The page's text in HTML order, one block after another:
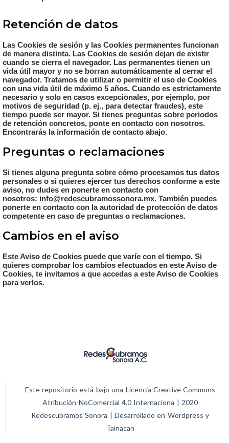
Retención de datos
Las Cookies de sesión y las Cookies permanentes funcionan
de manera distinta. Las Cookies de sesión dejan de existir
cuando se cierra el navegador. Las permanentes tienen un
vida útil mayor y no se borran automáticamente al cerrar el
navegador. Tratamos de utilizar o permitir el uso de Cookies
con una vida útil de máximo 5 años. Cuando es estrictamente
necesario y solo en casos excepcionales, por ejemplo, por
motivos de seguridad (p. ej., para detectar fraudes), este
tiempo puede ser mayor. Si tienes preguntas sobre periodos
de retención concretos, ponte en contacto con nosotros.
Encontrarás la información de contacto abajo.
Preguntas o reclamaciones
Si tienes alguna pregunta sobre cómo procesamos tus datos
personales o si quieres ejercer tus derechos conforme a este
aviso, no dudes en ponerte en contacto con
nosotros: info@redescubramossonora.mx. También puedes
ponerte en contacto con la autoridad de protección de datos
competente en caso de preguntas o reclamaciones.
Cambios en el aviso
Este Aviso de Cookies puede que varíe con el tiempo. Si
quieres comprobar los cambios efectuados en este Aviso de
Cookies, te invitamos a que accedas a este Aviso de Cookies
para verlos.
Este repositorio está bajo una Licencia Creative Commons
Atribución-NoComercial 4.0 Internaciona | 2020
Redescubramos Sonora | Desarrollado en Wordpress y
Tainacan